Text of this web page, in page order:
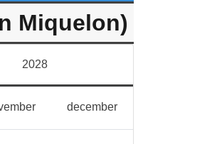
Miquelon)
2028
novemberdecemberdecember